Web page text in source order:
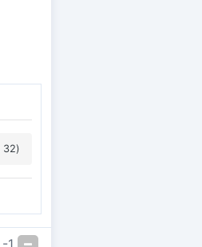
32)
-1